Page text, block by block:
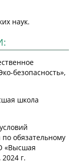
наук.
безопасность»,
школа
обязательному
«Высшая
г.